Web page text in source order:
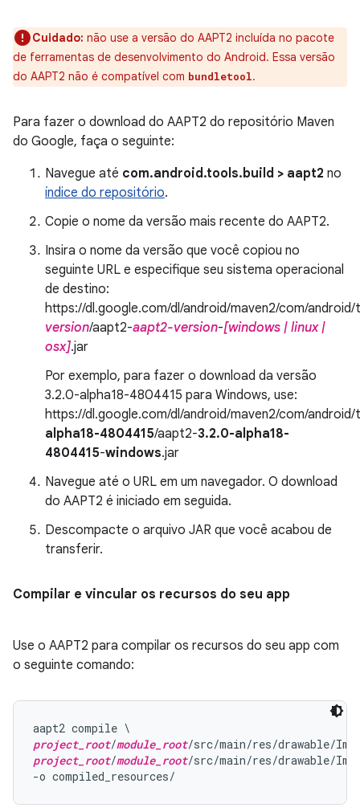
Cuidado: não use a versão do AAPT2 incluída no pacote
de ferramentas de desenvolvimento do Android. Essa versão
do AAPT2 não é compatível com bundletool.
Para fazer o download do AAPT2 do repositório Maven
do Google, faça o seguinte:
Navegue até com.android.tools.build > aapt2 no
índice do repositório.
Copie o nome da versão mais recente do AAPT2.
Insira o nome da versão que você copiou no
seguinte URL e especifique seu sistema operacional
de destino:
https://dl.google.com/dl/android/maven2/com/
version/aapt2-aapt2-version-[windows | linux |
osx].jar
Por exemplo, para fazer o download da versão
3.2.0-alpha18-4804415 para Windows, use:
https://dl.google.com/dl/android/maven2/com/
alpha18-4804415/aapt2-3.2.0-alpha18-
4804415-windows.jar
Navegue até o URL em um navegador. O download
do AAPT2 é iniciado em seguida.
Descompacte o arquivo JAR que você acabou de
transferir.
Compilar e vincular os recursos do seu app
Use o AAPT2 para compilar os recursos do seu app com
o seguinte comando:
project_root/module_root
project_root/module_root/src/main/res/drawable/